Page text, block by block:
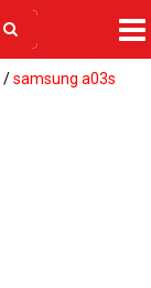
/samsung a03s